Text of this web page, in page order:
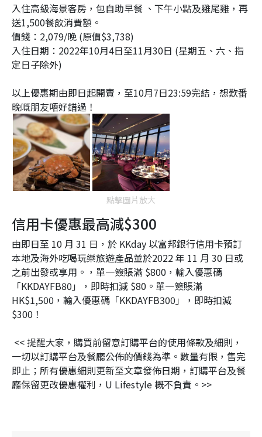
入住高級海景客房，包自助早餐 、下午小點及雞尾雞，再
送1,500餐飲消費額。
價錢：2,079/晚 (原價$3,738)
入住日期：2022年10月4日至11月30日 (星期五、六、指
定日子除外)
以上優惠期由即日起開賣，至10月7日23:59完結，想歎番
晚嘅朋友唔好錯過！
點擊圖片放大
信用卡優惠最高減$300
由即日至 10 月 31 日，於 KKday 以富邦銀行信用卡預訂
本地及海外吃喝玩樂旅遊產品並於2022 年 11 月 30 日或
之前出發或享用。，單一簽賬滿 $800，輸入優惠碼
「KKDAYFB80」，即時扣減 $80。單一簽賬滿
HK$1,500，輸入優惠碼「KKDAYFB300」，即時扣減
$300！
<< 提醒大家，購買前留意訂購平台的使用條款及細則，
一切以訂購平台及餐廳公佈的價錢為準。數量有限，售完
即止；所有優惠細則更新至文章發佈日期，訂購平台及餐
廳保留更改優惠權利，U Lifestyle 概不負責。>>